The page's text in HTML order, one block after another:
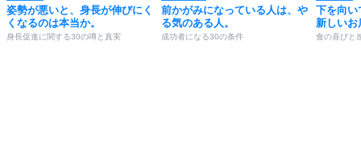
姿勢が悪いと、身長が伸びにく
くなるのは本当か。
身長促進に関する30の噂と真実
前かがみになっている人は、や
る気のある人。
成功者になる30の条件
下を向い
新しいお
食の喜びと